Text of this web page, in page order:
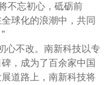
不忘初心，砥砺前
球化的浪潮中，共同
心不改。南新科技以专
，成为了百余家中国
道路上，南新科技将